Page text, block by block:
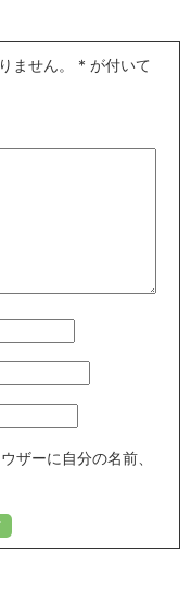
ません。 * が付いて
ザーに自分の名前、